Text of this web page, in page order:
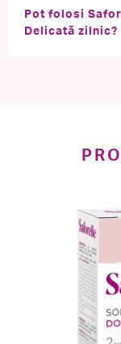
Pot folosi
Delicată zilnic?